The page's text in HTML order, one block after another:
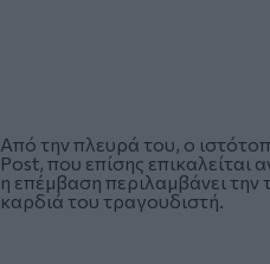
Από την πλευρά του, ο
Post, που επίσης επικαλείται
η επέμβαση περιλαμβάνει την
καρδιά του τραγουδιστή.